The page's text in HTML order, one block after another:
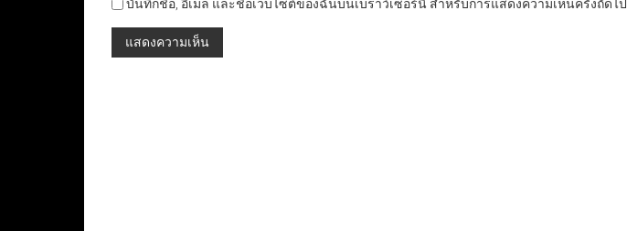
บันทึกชื่อ, อีเมล และชื่อเว็บไซต์ของฉันบนเบราว์เซอร์นี้ สำหรับการแสดงความเห็นครั้งถัดไป